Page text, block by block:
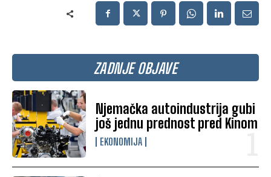
ZADNJE OBJAVE
Njemačka autoindustrija gubi
još jednu prednost pred Kinom
EKONOMIJA